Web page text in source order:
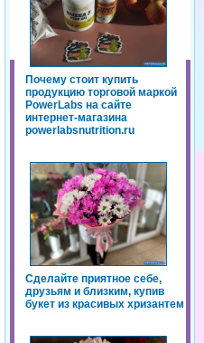
Почему стоит купить
продукцию торговой маркой
PowerLabs на сайте
интернет-магазина
powerlabsnutrition.ru
Сделайте приятное себе,
друзьям и близким, купив
букет из красивых хризантем